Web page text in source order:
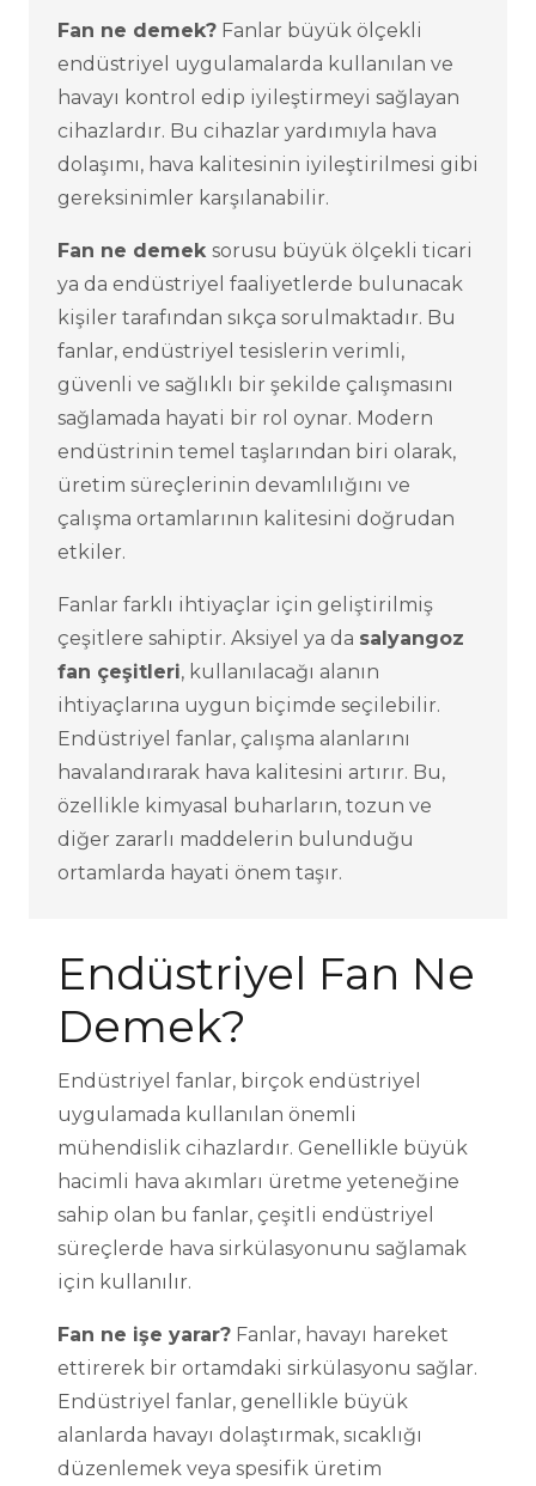
Fan ne demek? Fanlar büyük ölçekli
endüstriyel uygulamalarda kullanılan ve
havayı kontrol edip iyileştirmeyi sağlayan
cihazlardır. Bu cihazlar yardımıyla hava
dolaşımı, hava kalitesinin iyileştirilmesi gibi
gereksinimler karşılanabilir.
Fan ne demek sorusu büyük ölçekli ticari
ya da endüstriyel faaliyetlerde bulunacak
kişiler tarafından sıkça sorulmaktadır. Bu
fanlar, endüstriyel tesislerin verimli,
güvenli ve sağlıklı bir şekilde çalışmasını
sağlamada hayati bir rol oynar. Modern
endüstrinin temel taşlarından biri olarak,
üretim süreçlerinin devamlılığını ve
çalışma ortamlarının kalitesini doğrudan
etkiler.
Fanlar farklı ihtiyaçlar için geliştirilmiş
çeşitlere sahiptir. Aksiyel ya da salyangoz
fan çeşitleri, kullanılacağı alanın
ihtiyaçlarına uygun biçimde seçilebilir.
Endüstriyel fanlar, çalışma alanlarını
havalandırarak hava kalitesini artırır. Bu,
özellikle kimyasal buharların, tozun ve
diğer zararlı maddelerin bulunduğu
ortamlarda hayati önem taşır.
Endüstriyel Fan Ne
Demek?
Endüstriyel fanlar, birçok endüstriyel
uygulamada kullanılan önemli
mühendislik cihazlardır. Genellikle büyük
hacimli hava akımları üretme yeteneğine
sahip olan bu fanlar, çeşitli endüstriyel
süreçlerde hava sirkülasyonunu sağlamak
için kullanılır.
Fan ne işe yarar? Fanlar, havayı hareket
ettirerek bir ortamdaki sirkülasyonu sağlar.
Endüstriyel fanlar, genellikle büyük
alanlarda havayı dolaştırmak, sıcaklığı
düzenlemek veya spesifik üretim